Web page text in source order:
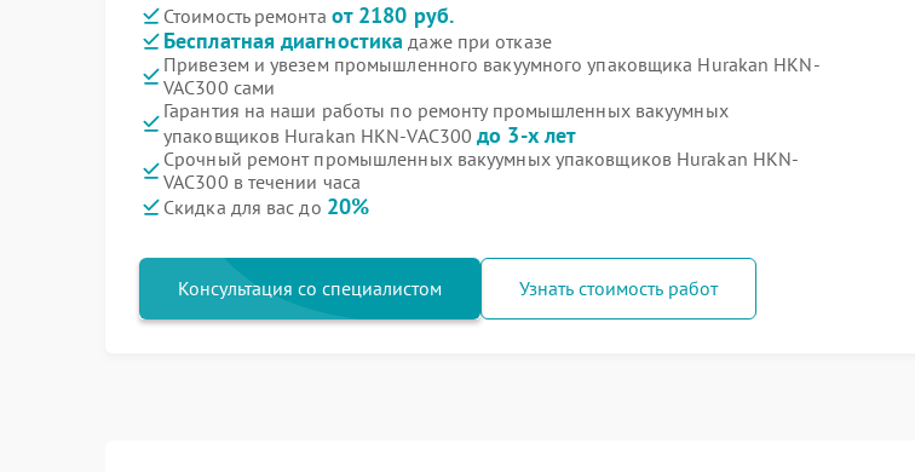
Стоимость ремонта от 2180 руб.
Бесплатная диагностика даже при отказе
Привезем и увезем промышленного вакуумного упаковщика Hurakan HKN-
VAC300 сами
Гарантия на наши работы по ремонту промышленных вакуумных
упаковщиков Hurakan HKN-VAC300до 3-х лет
Срочный ремонт промышленных вакуумных упаковщиков Hurakan HKN-
VAC300 в течении часа
Скидка для вас до 20%
Консультация со специалистом Узнать стоимость работ